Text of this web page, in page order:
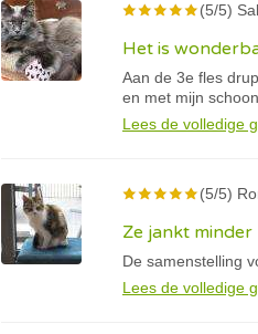
(5/5)
Het is
Aan de 3e fles
en met mijn
Lees de volledige
(5/5)
Ze jankt minder
De samenstelling
Lees de volledige